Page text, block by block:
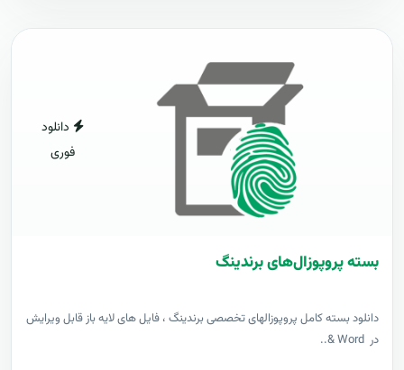
دانلود
فوری
بسته پروپوزال‌های برندینگ
دانلود بسته کامل پروپوزالهای تخصصی برندینگ ، فایل های لایه باز قابل ویرایش
در Word &..